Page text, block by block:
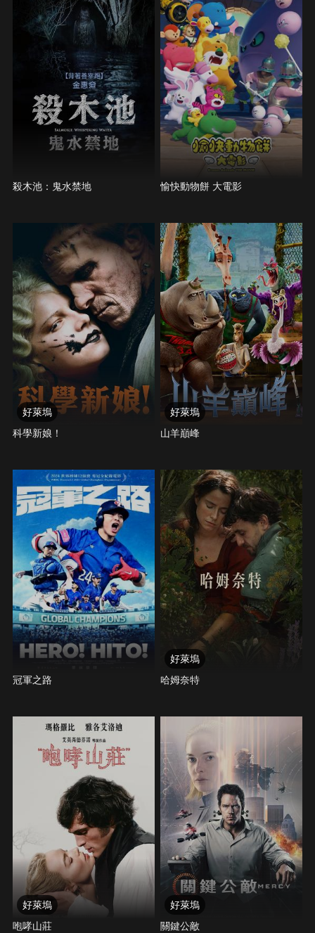
殺木池：鬼水禁地 愉快動物餅 大電影
好萊塢
科學新娘！
好萊塢
山羊巔峰
冠軍之路
好萊塢
哈姆奈特
好萊塢
咆哮山莊
好萊塢
關鍵公敵